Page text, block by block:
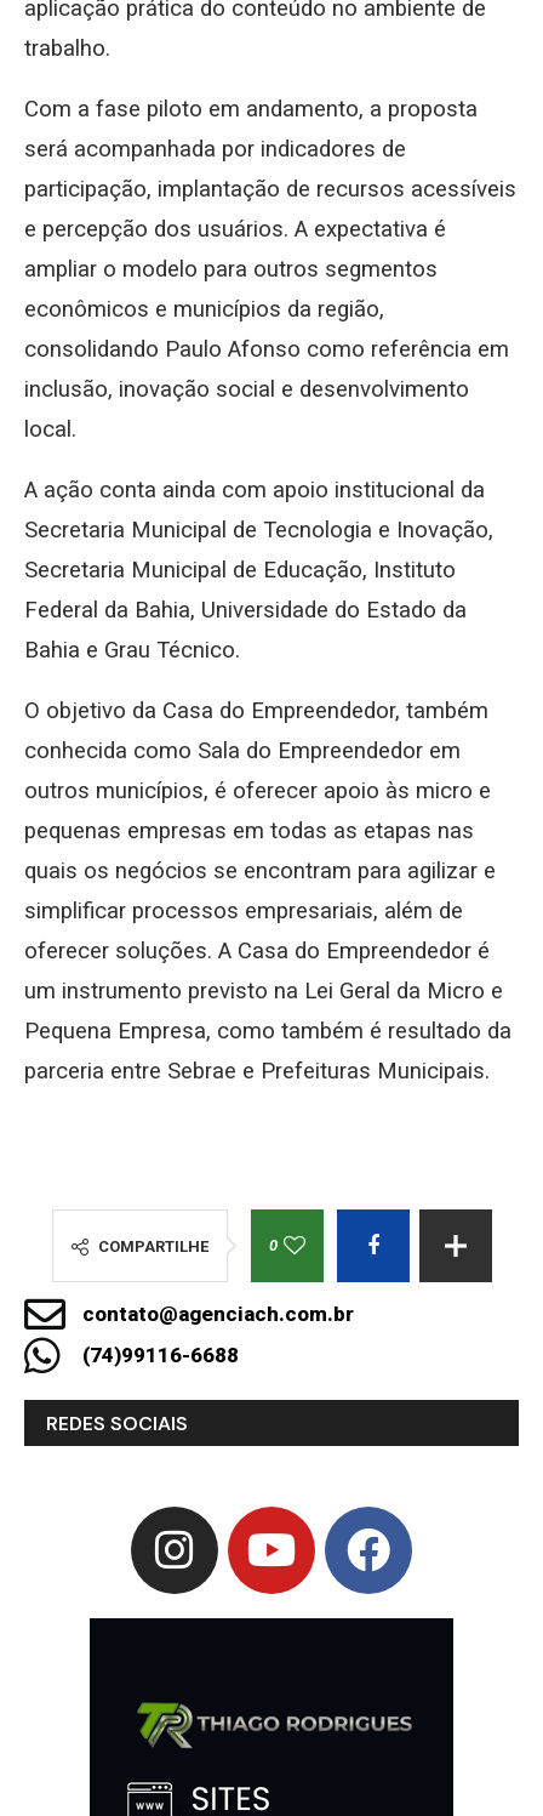
aplicação prática do conteúdo no ambiente de
trabalho.
Com a fase piloto em andamento, a proposta
será acompanhada por indicadores de
participação, implantação de recursos acessíveis
e percepção dos usuários. A expectativa é
ampliar o modelo para outros segmentos
econômicos e municípios da região,
consolidando Paulo Afonso como referência em
inclusão, inovação social e desenvolvimento
local.
A ação conta ainda com apoio institucional da
Secretaria Municipal de Tecnologia e Inovação,
Secretaria Municipal de Educação, Instituto
Federal da Bahia, Universidade do Estado da
Bahia e Grau Técnico.
O objetivo da Casa do Empreendedor, também
conhecida como Sala do Empreendedor em
outros municípios, é oferecer apoio às micro e
pequenas empresas em todas as etapas nas
quais os negócios se encontram para agilizar e
simplificar processos empresariais, além de
oferecer soluções. A Casa do Empreendedor é
um instrumento previsto na Lei Geral da Micro e
Pequena Empresa, como também é resultado da
parceria entre Sebrae e Prefeituras Municipais.
COMPARTILHE 0
contato@agenciach.com.br
(74)99116-6688
REDES SOCIAIS